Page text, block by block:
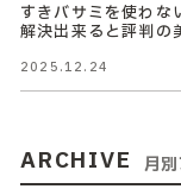
すきバサミを使わな
解決出来ると評判の
2025.12.24
ARCHIVE 月